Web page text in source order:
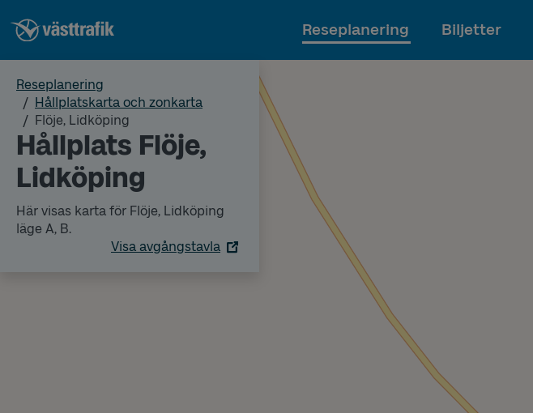
Reseplanering Biljetter
Reseplanering
Hållplatskarta och zonkarta
Flöje, Lidköping
Hållplats Flöje,
Lidköping
Här visas karta för Flöje, Lidköping
läge A, B.
Visa avgångstavla